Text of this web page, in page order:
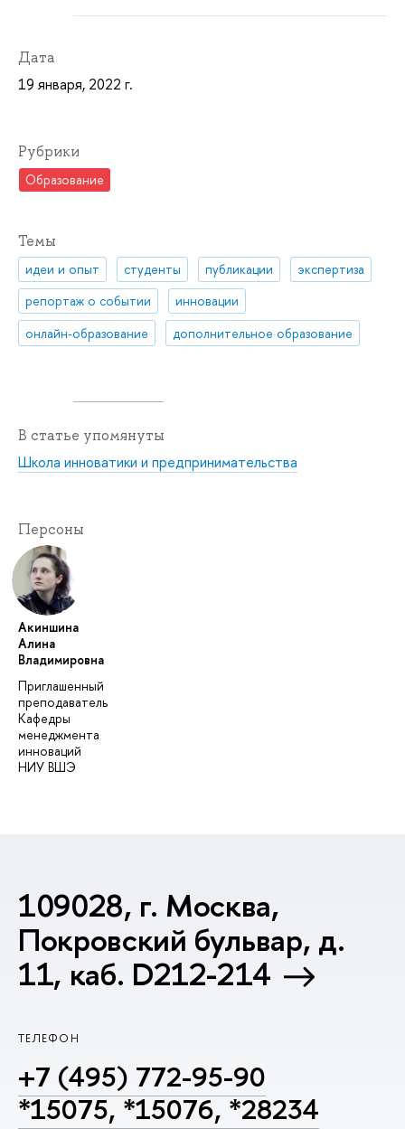
Дата
19 января, 2022 г.
Рубрики
Образование
Темы
идеи и опыт студенты публикации
экспертиза
репортаж о событии
инновации
онлайн-образование
дополнительное образование
В статье упомянуты
Школа инноватики и предпринимательства
Персоны
Акиншина
Алина
Владимировна
Приглашенный
преподаватель
Кафедры
менеджмента
инноваций
НИУ ВШЭ
109028, г. Москва,
Покровский бульвар, д.
11, каб. D212-214
ТЕЛЕФОН
+7 (495) 772-95-90
*15075, *15076, *28234